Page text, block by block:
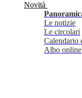
Novità
Le notizie
Le circolari
Calendario
Albo online